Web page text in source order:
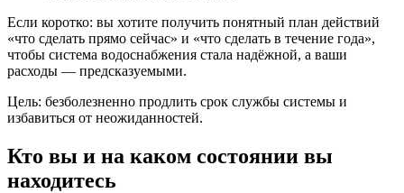
Если коротко: вы хотите получить понятный план действий
«что сделать прямо сейчас» и «что сделать в течение года»,
чтобы система водоснабжения стала надёжной, а ваши
расходы — предсказуемыми.
Цель: безболезненно продлить срок службы системы и
избавиться от неожиданностей.
Кто вы и на каком состоянии вы
находитесь